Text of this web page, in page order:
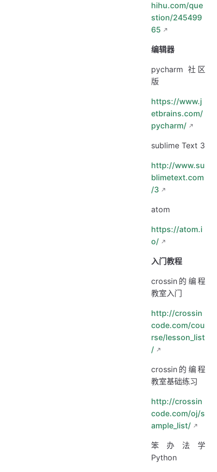
hihu.com/que
stion/245499
65
编辑器
pycharm 社区
版
https://www.j
etbrains.com/
pycharm/
sublime Text 3
http://www.su
blimetext.com
/3
atom
https://atom.i
o/
入门教程
crossin的编程
教室入门
http://crossin
code.com/cou
rse/lesson_list
/
crossin的编程
教室基础练习
http://crossin
code.com/oj/s
ample_list/
笨办法学
Python